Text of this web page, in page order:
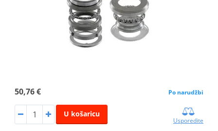
50,76 € Po narudžbi
U košaricu
Usporedite